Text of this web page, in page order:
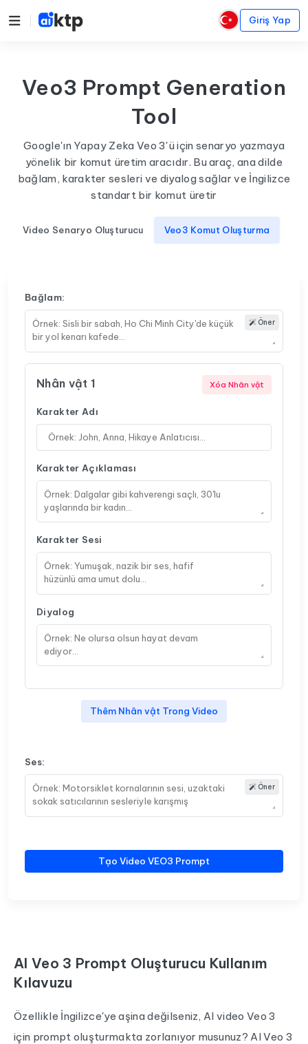
Giriş Yap
Veo3 Prompt Generation
Tool
Google'ın Yapay Zeka Veo 3'ü için senaryo yazmaya
yönelik bir komut üretim aracıdır. Bu araç, ana dilde
bağlam, karakter sesleri ve diyalog sağlar ve İngilizce
standart bir komut üretir
Video Senaryo Oluşturucu Veo3 Komut Oluşturma
Bağlam:
Öner
Nhân vật 1 Xóa Nhân vật
Karakter Adı
Karakter Açıklaması
Karakter Sesi
Diyalog
Thêm Nhân vật Trong Video
Ses:
Öner
Tạo Video VEO3 Prompt
AI Veo 3 Prompt Oluşturucu Kullanım
Kılavuzu
Özellikle İngilizce'ye aşina değilseniz, AI video Veo 3
için prompt oluşturmakta zorlanıyor musunuz? AI Veo 3